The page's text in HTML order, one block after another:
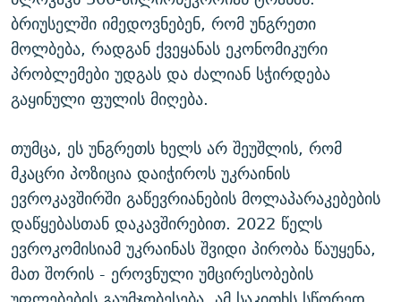
ბრიუსელში იმედოვნებენ, რომ უნგრეთი
მოლბება, რადგან ქვეყანას ეკონომიკური
პრობლემები უდგას და ძალიან სჭირდება
გაყინული ფულის მიღება.
თუმცა, ეს უნგრეთს ხელს არ შეუშლის, რომ
მკაცრი პოზიცია დაიჭიროს უკრაინის
ევროკავშირში გაწევრიანების მოლაპარაკებების
დაწყებასთან დაკავშირებით. 2022 წელს
ევროკომისიამ უკრაინას შვიდი პირობა წაუყენა,
მათ შორის - ეროვნული უმცირესობების